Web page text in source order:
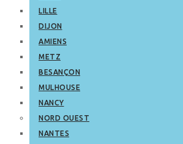
LILLE
DIJON
AMIENS
METZ
BESANÇON
MULHOUSE
NANCY
NORD OUEST
NANTES